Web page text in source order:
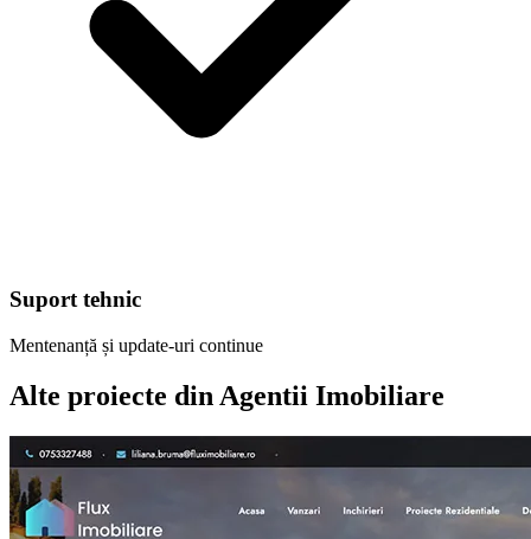
Suport tehnic
Mentenanță și update-uri continue
Alte proiecte din Agentii Imobiliare